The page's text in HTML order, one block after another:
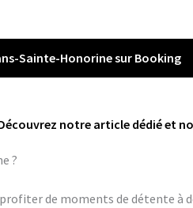
Sainte-Honorine sur Booking
notre article dédié et
?
de moments de détente à